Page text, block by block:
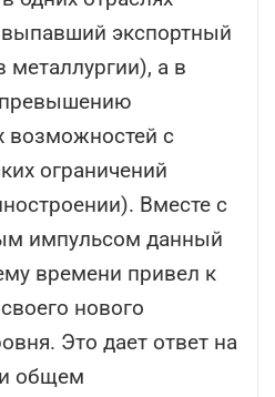
экспортный
а в
превышению
возможностей с
ограничений
Вместе с
импульсом данный
времени привел к
нового
Это дает ответ на
общем